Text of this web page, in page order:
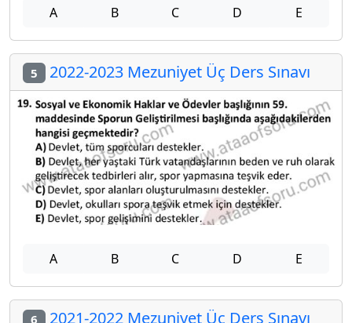
A B C D E
5 2022-2023 Mezuniyet Üç Ders Sınavı
A B C D E
6 2021-2022 Mezuniyet Üç Ders Sınavı